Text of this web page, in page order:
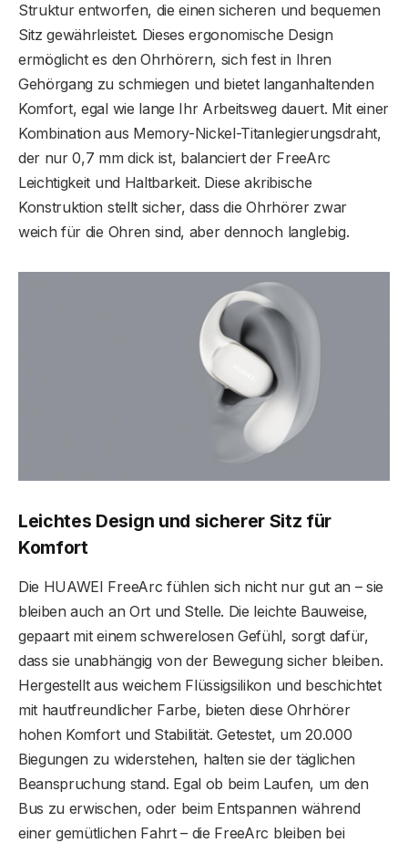
Struktur entworfen, die einen sicheren und bequemen
Sitz gewährleistet. Dieses ergonomische Design
ermöglicht es den Ohrhörern, sich fest in Ihren
Gehörgang zu schmiegen und bietet langanhaltenden
Komfort, egal wie lange Ihr Arbeitsweg dauert. Mit einer
Kombination aus Memory-Nickel-Titanlegierungsdraht,
der nur 0,7 mm dick ist, balanciert der FreeArc
Leichtigkeit und Haltbarkeit. Diese akribische
Konstruktion stellt sicher, dass die Ohrhörer zwar
weich für die Ohren sind, aber dennoch langlebig.
Leichtes Design und sicherer Sitz für
Komfort
Die HUAWEI FreeArc fühlen sich nicht nur gut an – sie
bleiben auch an Ort und Stelle. Die leichte Bauweise,
gepaart mit einem schwerelosen Gefühl, sorgt dafür,
dass sie unabhängig von der Bewegung sicher bleiben.
Hergestellt aus weichem Flüssigsilikon und beschichtet
mit hautfreundlicher Farbe, bieten diese Ohrhörer
hohen Komfort und Stabilität. Getestet, um 20.000
Biegungen zu widerstehen, halten sie der täglichen
Beanspruchung stand. Egal ob beim Laufen, um den
Bus zu erwischen, oder beim Entspannen während
einer gemütlichen Fahrt – die FreeArc bleiben bei